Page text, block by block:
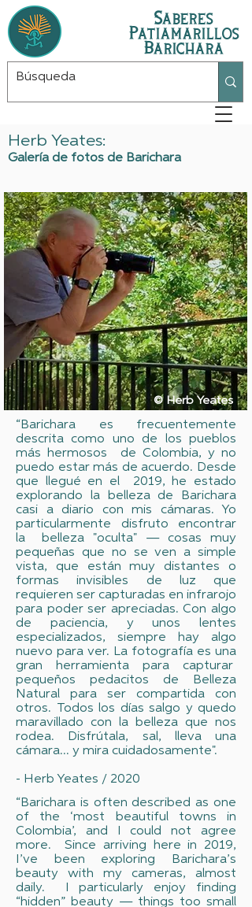
Saberes
Patiamarillos
Barichara
Herb Yeates:
Galería de fotos de Barichara
©️ Herb Yeates
“Barichara is often described as one
of the ‘most beautiful towns in
Colombia’, and I could not agree
more. Since arriving here in 2019,
I’ve been exploring Barichara’s
beauty with my cameras, almost
daily. I particularly enjoy finding
“hidden” beauty — things too small
“Barichara es frecuentemente
descrita como uno de los pueblos
más hermosos de Colombia, y no
puedo estar más de acuerdo. Desde
que llegué en el 2019, he estado
explorando la belleza de Barichara
casi a diario con mis cámaras. Yo
particularmente disfruto encontrar
la belleza "oculta" — cosas muy
pequeñas que no se ven a simple
vista, que están muy distantes o
formas invisibles de luz que
requieren ser capturadas en infrarojo
para poder ser apreciadas. Con algo
de paciencia, y unos lentes
especializados, siempre hay algo
nuevo para ver. La fotografía es una
gran herramienta para capturar
pequeños pedacitos de Belleza
Natural para ser compartida con
otros. Todos los días salgo y quedo
maravillado con la belleza que nos
rodea. Disfrútala, sal, lleva una
cámara... y mira cuidadosamente".
- Herb Yeates / 2020